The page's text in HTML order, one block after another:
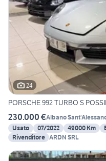
24
PORSCHE 992 TURBO S
230.000 €Albano
Usato
07/2022 49000 Km
Rivenditore ARDN SRL